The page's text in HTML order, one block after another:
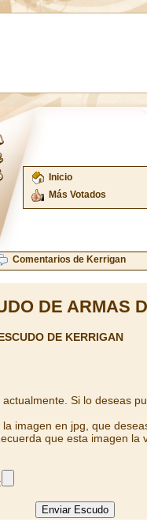
Inicio
Más Votados
Comentarios de Kerrigan
DE ARMAS
DE KERRIGAN
Si lo deseas
imagen en jpg, que
que esta imagen